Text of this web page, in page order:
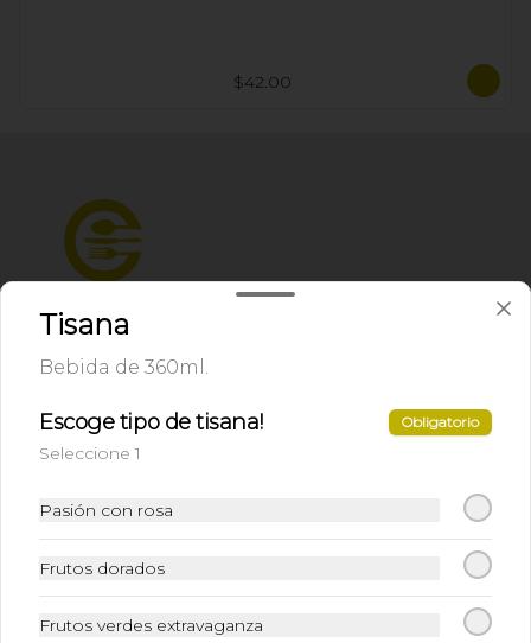
$42.00
Zona de Delivery
Política de privacidad
Redes sociales
Tisana
Bebida de 360ml.
Escoge tipo de tisana! Obligatorio
Seleccione 1
Pasión con rosa
Frutos dorados
Frutos verdes extravaganza